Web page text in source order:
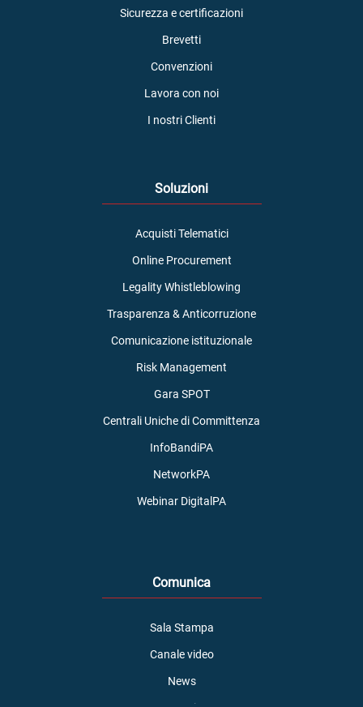
Sicurezza e certificazioni
Brevetti
Convenzioni
Lavora con noi
I nostri Clienti
Soluzioni
Acquisti Telematici
Online Procurement
Legality Whistleblowing
Trasparenza & Anticorruzione
Comunicazione istituzionale
Risk Management
Gara SPOT
Centrali Uniche di Committenza
InfoBandiPA
NetworkPA
Webinar DigitalPA
Comunica
Sala Stampa
Canale video
News